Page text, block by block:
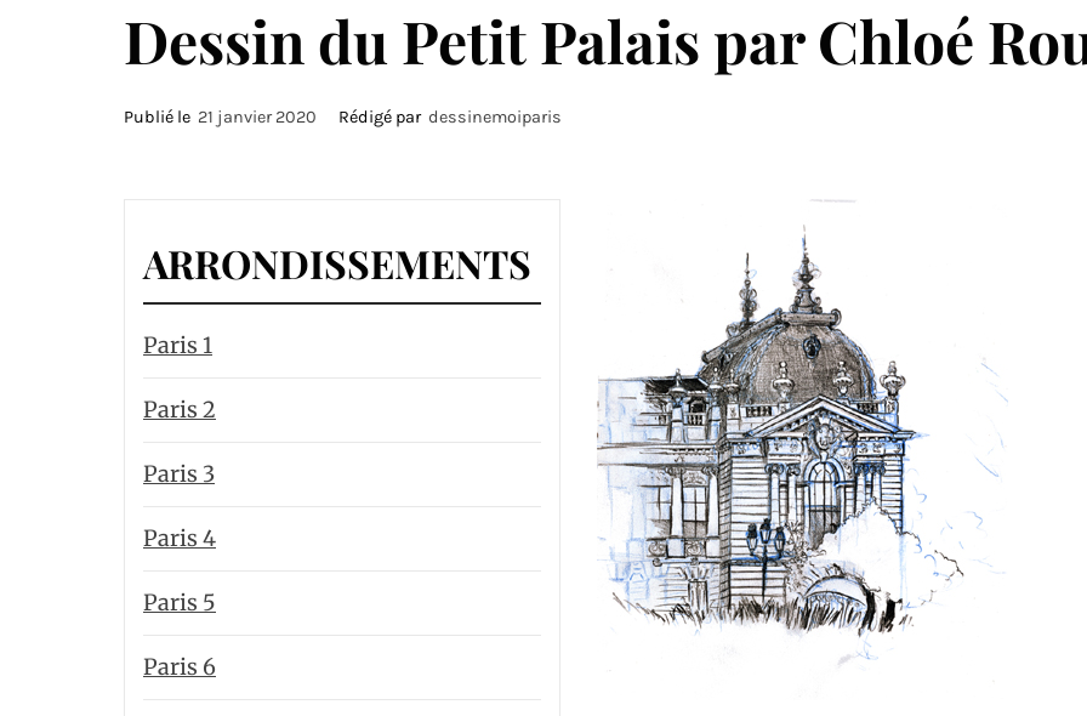
Dessin du Petit Palais par Chloé
Publié le 21 janvier 2020 Rédigé par dessinemoiparis
ARRONDISSEMENTS
Paris 1
Paris 2
Paris 3
Paris 4
Paris 5
Paris 6